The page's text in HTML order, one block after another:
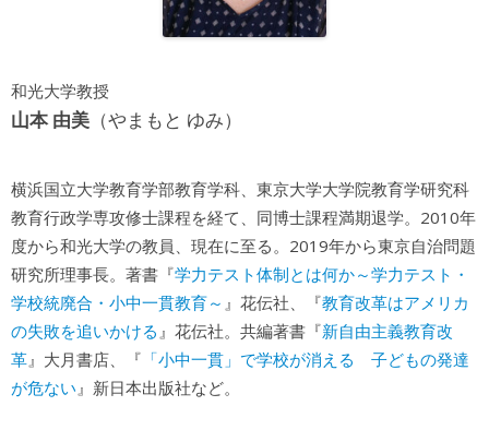
和光大学教授
山本 由美（やまもと ゆみ）
横浜国立大学教育学部教育学科、東京大学大学院教育学研究科
教育行政学専攻修士課程を経て、同博士課程満期退学。2010年
度から和光大学の教員、現在に至る。2019年から東京自治問題
研究所理事長。著書『学力テスト体制とは何か～学力テスト・
学校統廃合・小中一貫教育～ 』花伝社、『教育改革はアメリカ
の失敗を追いかける 』花伝社。共編著書『新自由主義教育改
革』大月書店、『 「小中一貫」で学校が消える 子どもの発達
が危ない 』新日本出版社など。